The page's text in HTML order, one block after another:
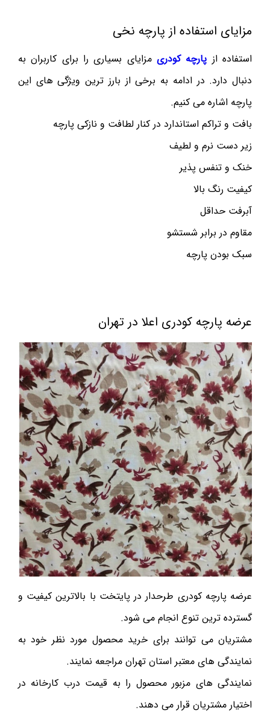
مزایای استفاده از پارچه نخی
استفاده از پارچه کودری مزایای بسیاری را برای کاربران به
دنبال دارد. در ادامه به برخی از بارز ترین ویژگی های این
پارچه اشاره می کنیم.
بافت و تراکم استاندارد در کنار لطافت و نازکی پارچه
زیر دست نرم و لطیف
خنک و تنفس پذیر
کیفیت رنگ بالا
آبرفت حداقل
مقاوم در برابر شستشو
سبک بودن پارچه
عرضه پارچه کودری اعلا در تهران
عرضه پارچه کودری طرحدار در پایتخت با بالاترین کیفیت و
گسترده ترین تنوع انجام می شود.
مشتریان می توانند برای خرید محصول مورد نظر خود به
نمایندگی های معتبر استان تهران مراجعه نمایند.
نمایندگی های مزبور محصول را به قیمت درب کارخانه در
اختیار مشتریان قرار می دهند.